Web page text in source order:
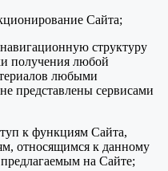
Сайта;
структуру
получения любой
любыми
представлены сервисами
к функциям Сайта,
относящимся к данному
на Сайте;